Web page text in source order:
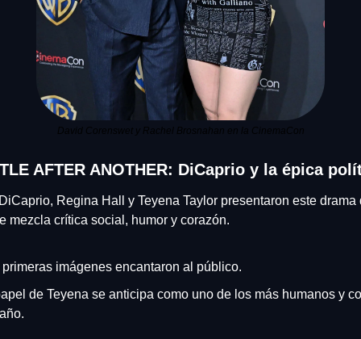
David Corenswet y Rachel Brosnahan en la CinemaCon
AFTER ANOTHER: DiCaprio y la épica
Regina Hall y Teyena Taylor presentaron este drama
mezcla crítica social, humor y corazón.
imágenes encantaron al público.
de Teyena se anticipa como uno de los más humanos y